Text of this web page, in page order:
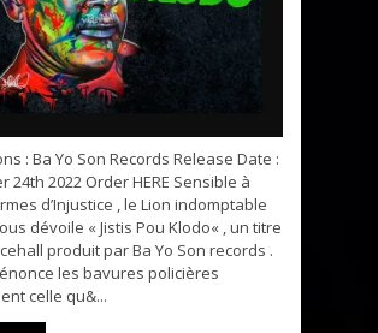
: Ba Yo Son Records Release Date :
24th 2022 Order HERE Sensible à
d’Injustice , le Lion indomptable
dévoile « Jistis Pou Klodo« , un titre
produit par Ba Yo Son records .
les bavures policières
celle qu&...